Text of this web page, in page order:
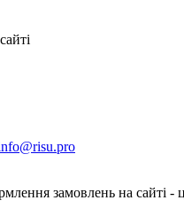
замовлень на сайті -